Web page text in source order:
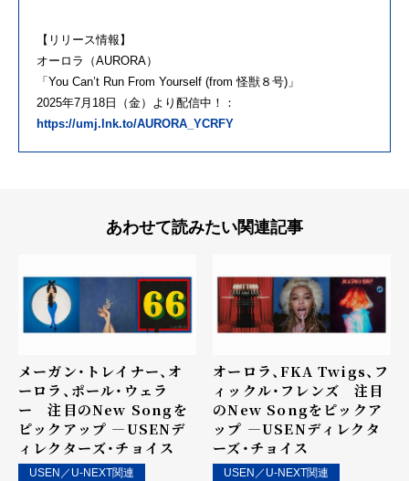
【リリース情報】
オーロラ（AURORA）
「You Can’t Run From Yourself (from 怪獣８号)」
2025年7月18日（金）より配信中！：
https://umj.lnk.to/AURORA_YCRFY
あわせて読みたい関連記事
メーガン・トレイナー、オ
ーロラ、ポール・ウェラ
ー 注目のNew Songを
ピックアップ ―USENデ
ィレクターズ・チョイス
USEN／U-NEXT関連
オーロラ、FKA Twigs、フ
ィックル・フレンズ 注目
のNew Songをピックア
ップ ―USENディレクタ
ーズ・チョイス
USEN／U-NEXT関連